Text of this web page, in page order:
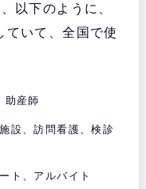
以下のように、
ていて、全国で使
助産師
設、訪問看護、検診
ト、アルバイト